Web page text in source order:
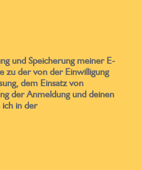
und Speicherung meiner E-
zu der von der Einwilligung
dem Einsatz von
der Anmeldung und deinen
in der